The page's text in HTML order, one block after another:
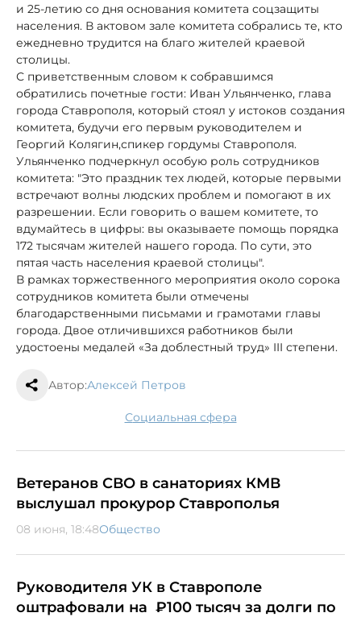
и 25-летию со дня основания комитета соцзащиты
населения. В актовом зале комитета собрались те, кто
ежедневно трудится на благо жителей краевой
столицы.
С приветственным словом к собравшимся
обратились почетные гости: Иван Ульянченко, глава
города Ставрополя, который стоял у истоков создания
комитета, будучи его первым руководителем и
Георгий Колягин,спикер гордумы Ставрополя.
Ульянченко подчеркнул особую роль сотрудников
комитета: "Это праздник тех людей, которые первыми
встречают волны людских проблем и помогают в их
разрешении. Если говорить о вашем комитете, то
вдумайтесь в цифры: вы оказываете помощь порядка
172 тысячам жителей нашего города. По сути, это
пятая часть населения краевой столицы".
В рамках торжественного мероприятия около сорока
сотрудников комитета были отмечены
благодарственными письмами и грамотами главы
города. Двое отличившихся работников были
удостоены медалей «За доблестный труд» III степени.
Автор:Алексей Петров
социальная сфера
Ветеранов СВО в санаториях КМВ
выслушал прокурор Ставрополья
08 июня, 18:48Общество
Руководителя УК в Ставрополе
оштрафовали на ₽100 тысяч за долги по